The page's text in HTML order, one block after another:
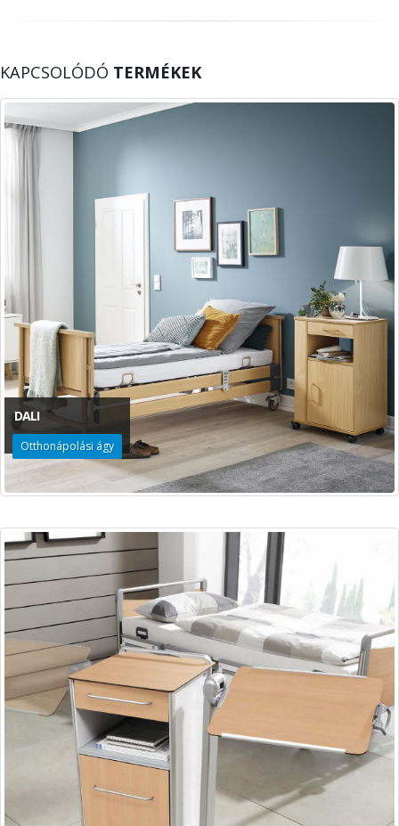
KAPCSOLÓDÓ TERMÉKEK
DALI
Otthonápolási ágy